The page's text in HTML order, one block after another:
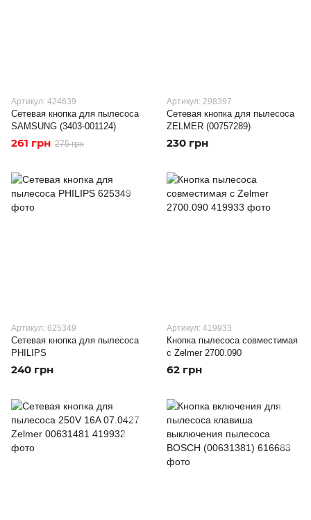
Артикул: 424639
Сетевая кнопка для пылесоса
SAMSUNG (3403-001124)
261 грн 275 грн
Артикул: 298397
Сетевая кнопка для пылесоса
ZELMER (00757289)
230 грн
Артикул: 625349
Сетевая кнопка для пылесоса
PHILIPS
240 грн
Артикул: 419933
Кнопка пылесоса совместимая
с Zelmer 2700.090
62 грн